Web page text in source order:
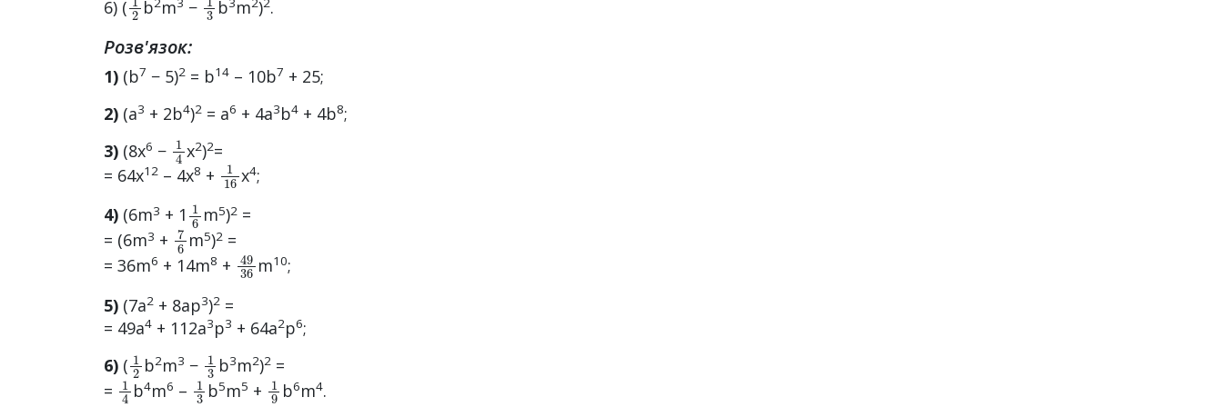
6) (
b m − b m ) .
Розв'язок:
1) (b7 − 5)2 = b14 – 10b7 + 25;
2) (a3 + 2b4)2 = a6 + 4a3b4 + 4b8;
3) (8x6 − 1 x2)2=
= 64x12 – 4x8 + 116x4;
4) (6m3 + 1 1 m5)2=
= (6m3 + 76m5)2=
= 36m6 + 14m8 + 49 36
m10;
5) (7a2 + 8ap3)2 =
= 49a4 + 112a3p3 + 64a2p6;
6) ( 1 2b2m3 − 1 3b3m2)2=
= 1 4b4m6 – 1 3b5m5 + 1 9b6m4.